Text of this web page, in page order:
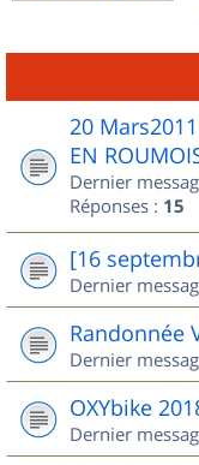
20 Mars2011
EN
Dernier
Réponses : 15
[16
Dernier
Randonnée
Dernier
OXYbike
Dernier